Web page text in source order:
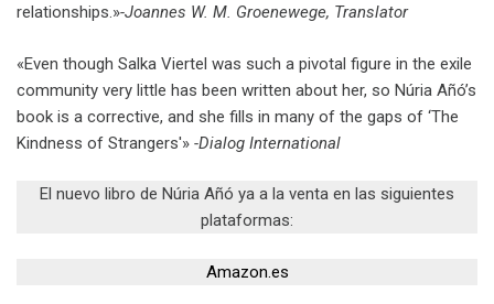
relationships.»-Joannes W. M. Groenewege, Translator
«Even though Salka Viertel was such a pivotal figure in the exile
community very little has been written about her, so Núria Añó’s
book is a corrective, and she fills in many of the gaps of ‘The
Kindness of Strangers'» -Dialog International
El nuevo libro de Núria Añó ya a la venta en las siguientes
plataformas:
Amazon.es